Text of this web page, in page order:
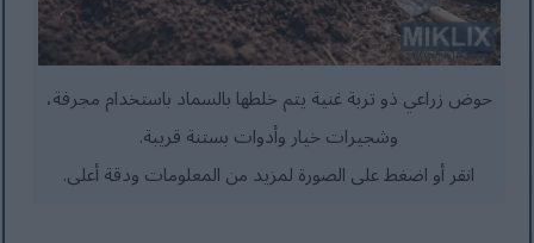
حوض زراعي ذو تربة غنية يتم خلطها بالسماد باستخدام مجرفة،
وشجيرات خيار وأدوات بستنة قريبة.
انقر أو اضغط على الصورة لمزيد من المعلومات ودقة أعلى.